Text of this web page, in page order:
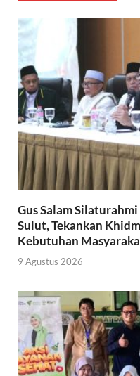
Gus Salam
Sulut, Tekankan
Kebutuhan
9 Agustus 2026